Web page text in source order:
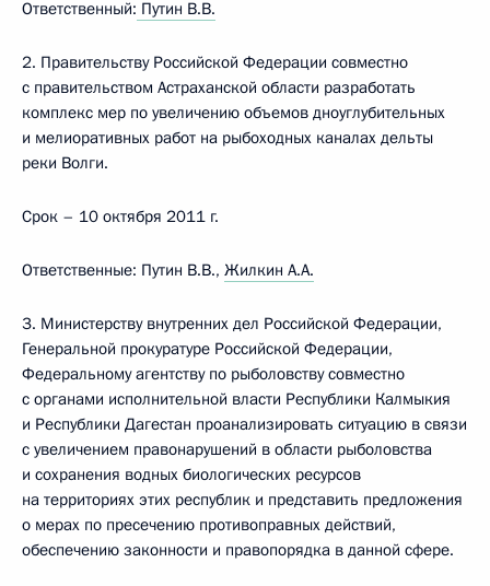
Ответственный: Путин В.В.
2. Правительству Российской Федерации совместно
с правительством Астраханской области разработать
комплекс мер по увеличению объемов дноуглубительных
и мелиоративных работ на рыбоходных каналах дельты
реки Волги.
Срок – 10 октября 2011 г.
Ответственные: Путин В.В., Жилкин А.А.
3. Министерству внутренних дел Российской Федерации,
Генеральной прокуратуре Российской Федерации,
Федеральному агентству по рыболовству совместно
с органами исполнительной власти Республики Калмыкия
и Республики Дагестан проанализировать ситуацию в связи
с увеличением правонарушений в области рыболовства
и сохранения водных биологических ресурсов
на территориях этих республик и представить предложения
о мерах по пресечению противоправных действий,
обеспечению законности и правопорядка в данной сфере.